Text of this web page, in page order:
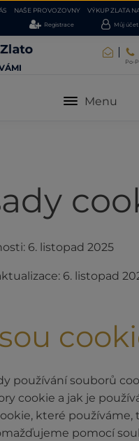
NAŠE PROVOZOVNY VÝKUP ZLATA
Registrace Můj účet
Po-
Menu
6. listopad 2025
6. listopad
používání souborů
cookie a jak je
které používáme,
pomocí